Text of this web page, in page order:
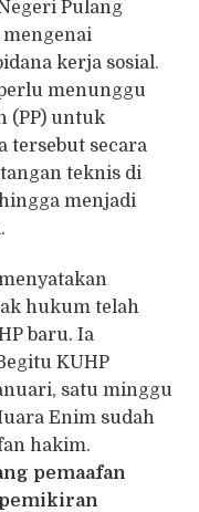
Pulang
kerja sosial.
menunggu
(PP) untuk
tersebut secara
teknis di
menjadi
hukum telah
baru. Ia
KUHP
satu minggu
Enim sudah
hakim.
pemaafan